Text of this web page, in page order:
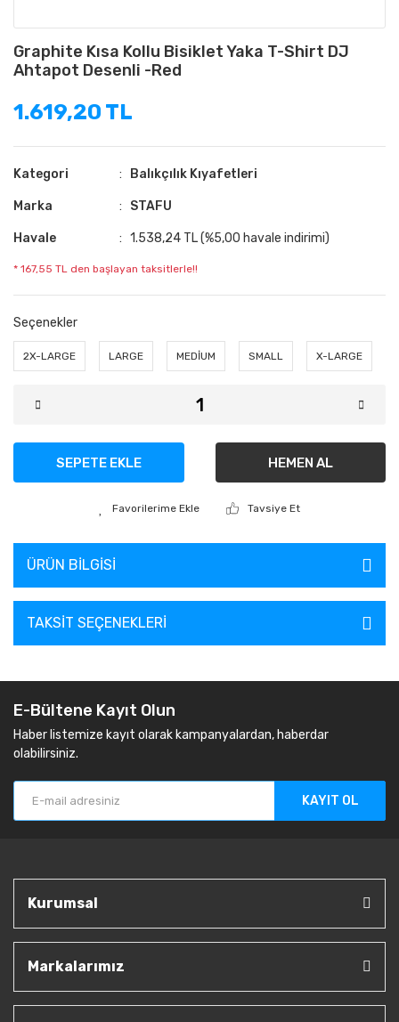
Graphite Kısa Kollu Bisiklet Yaka T-Shirt DJ
Ahtapot Desenli -Red
1.619,20 TL
Kategori Balıkçılık Kıyafetleri
Marka STAFU
Havale 1.538,24 TL (%5,00 havale indirimi)
* 167,55 TL den başlayan taksitlerle!!
Seçenekler
2X-LARGE LARGE MEDİUM SMALL X-LARGE
SEPETE EKLE HEMEN AL
Tavsiye Et
ÜRÜN BILGISI
TAKSIT SEÇENEKLERI
E-Bültene Kayıt Olun
Haber listemize kayıt olarak kampanyalardan, haberdar
olabilirsiniz.
KAYIT OL
Kurumsal
Markalarımız